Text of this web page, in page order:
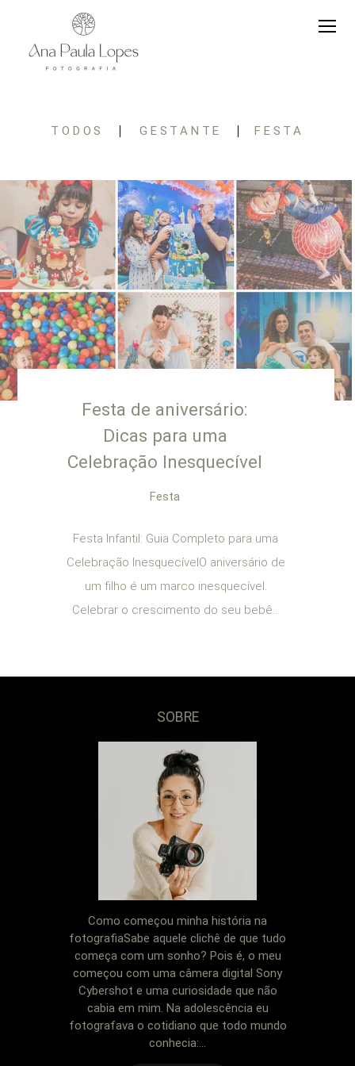
TODOS GESTANTE FESTA
Festa de aniversário:
Dicas para uma
Celebração Inesquecível
Festa
Festa Infantil: Guia Completo para uma
Celebração InesquecívelO aniversário de
um filho é um marco inesquecível.
Celebrar o crescimento do seu bebê...
SOBRE
Como começou minha história na
fotografiaSabe aquele clichê de que tudo
começa com um sonho? Pois é, o meu
começou com uma câmera digital Sony
Cybershot e uma curiosidade que não
cabia em mim. Na adolescência eu
fotografava o cotidiano que todo mundo
conhecia:...